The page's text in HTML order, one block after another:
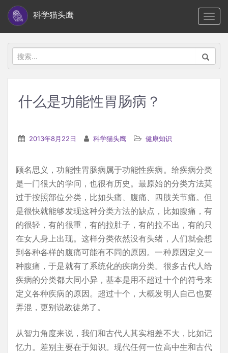
i
科学猫头鹰
搜
索：
什么是功能性胃肠病？
2013年8月22日 科学猫头鹰 健康知识
顾名思义，功能性胃肠病属于功能性疾病。给疾病分类
是一门很大的学问，也很有历史。最原始的分类方法莫
过于按照部位分类，比如头痛、腹痛、四肢关节痛。但
是很快就能够发现这种分类方法的缺点，比如腹痛，有
的很轻，有的很重，有的拉肚子，有的拉不出，有的只
在女人身上出现。这样分类依然没有头绪，人们就会想
到各种各样的腹痛可能有不同的原因。一种原因定义一
种腹痛，于是就有了系统化的疾病分类。很多古代人给
疾病的分类都大同小异，基本是用不超过十个的符号来
定义各种疾病的原因。超过十个，大概发明人自己也要
弄混，更别说教徒弟了。
从智力角度来说，我们和古代人其实相差不大，比如记
忆力。差别主要在于知识。现代任何一位高中生和古代